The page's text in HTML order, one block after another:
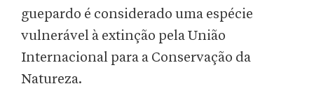
guepardo é considerado uma espécie
vulnerável à extinção pela União
Internacional para a Conservação da
Natureza.